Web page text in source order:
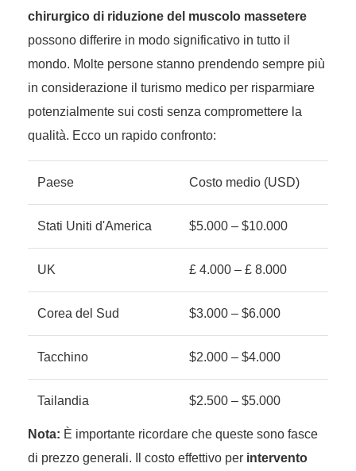
chirurgico di riduzione del muscolo massetere
possono differire in modo significativo in tutto il
mondo. Molte persone stanno prendendo sempre più
in considerazione il turismo medico per risparmiare
potenzialmente sui costi senza compromettere la
qualità. Ecco un rapido confronto:
Paese Costo medio (USD)
Stati Uniti d'America $5.000 – $10.000
UK £ 4.000 – £ 8.000
Corea del Sud $3.000 – $6.000
Tacchino $2.000 – $4.000
Tailandia $2.500 – $5.000
Nota: È importante ricordare che queste sono fasce
di prezzo generali. Il costo effettivo per intervento